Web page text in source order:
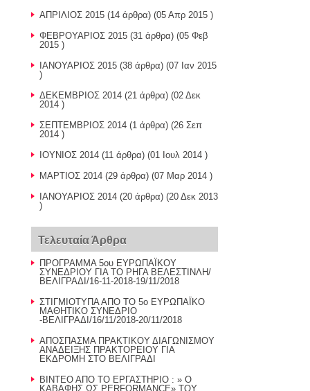
ΑΠΡΙΛΙΟΣ 2015 (14 άρθρα) (05 Απρ 2015 )
ΦΕΒΡΟΥΑΡΙΟΣ 2015 (31 άρθρα) (05 Φεβ
2015 )
ΙΑΝΟΥΑΡΙΟΣ 2015 (38 άρθρα) (07 Ιαν 2015
)
ΔΕΚΕΜΒΡΙΟΣ 2014 (21 άρθρα) (02 Δεκ
2014 )
ΣΕΠΤΕΜΒΡΙΟΣ 2014 (1 άρθρα) (26 Σεπ
2014 )
ΙΟΥΝΙΟΣ 2014 (11 άρθρα) (01 Ιουλ 2014 )
ΜΑΡΤΙΟΣ 2014 (29 άρθρα) (07 Μαρ 2014 )
ΙΑΝΟΥΑΡΙΟΣ 2014 (20 άρθρα) (20 Δεκ 2013
)
Τελευταία Άρθρα
ΠΡΟΓΡΑΜΜΑ 5ου ΕΥΡΩΠΑΪΚΟΥ
ΣΥΝΕΔΡΙΟΥ ΓΙΑ ΤΟ ΡΗΓΑ ΒΕΛΕΣΤΙΝΛΗ/
ΒΕΛΙΓΡΑΔΙ/16-11-2018-19/11/2018
ΣΤΙΓΜΙΟΤΥΠΑ ΑΠΟ ΤΟ 5ο ΕΥΡΩΠΑΪΚΟ
ΜΑΘΗΤΙΚΟ ΣΥΝΕΔΡΙΟ
-ΒΕΛΙΓΡΑΔΙ/16/11/2018-20/11/2018
AΠΟΣΠΑΣΜΑ ΠΡΑΚΤΙΚΟΥ ΔΙΑΓΩΝΙΣΜΟΥ
ΑΝΑΔΕΙΞΗΣ ΠΡΑΚΤΟΡΕΙΟΥ ΓΙΑ
ΕΚΔΡΟΜΗ ΣΤΟ ΒΕΛΙΓΡΑΔΙ
BINTEO AΠΟ ΤΟ ΕΡΓΑΣΤΗΡΙΟ : » Ο
ΚΑΒΑΦΗΣ ΩΣ PERFORMANCE» TOY